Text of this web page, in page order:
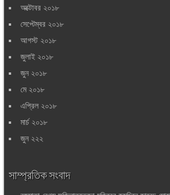
অক্টোবর ২০১৮
সেপ্টেম্বর ২০১৮
আগস্ট ২০১৮
জুলাই ২০১৮
জুন ২০১৮
মে ২০১৮
এপ্রিল ২০১৮
মার্চ ২০১৮
জুন ২২২
সাম্প্রতিক সংবাদ